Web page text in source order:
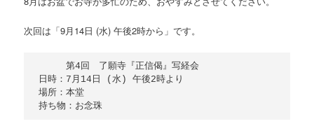
次回は「9月14日 (水) 午後2時から」です。
第4回　了願寺『正信偈』写経会
日時：7月14日 (水) 午後2時より
場所：本堂